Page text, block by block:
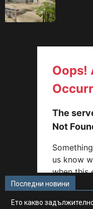
Последни новини
Ето какво